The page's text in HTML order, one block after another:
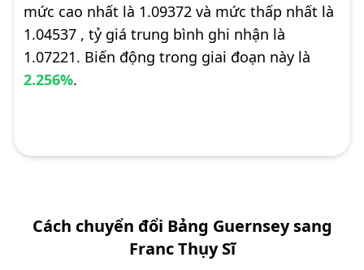
mức cao nhất là 1.09372 và mức thấp nhất là
1.04537 , tỷ giá trung bình ghi nhận là
1.07221. Biến động trong giai đoạn này là
2.256%.
Cách chuyển đổi Bảng Guernsey sang
Franc Thụy Sĩ